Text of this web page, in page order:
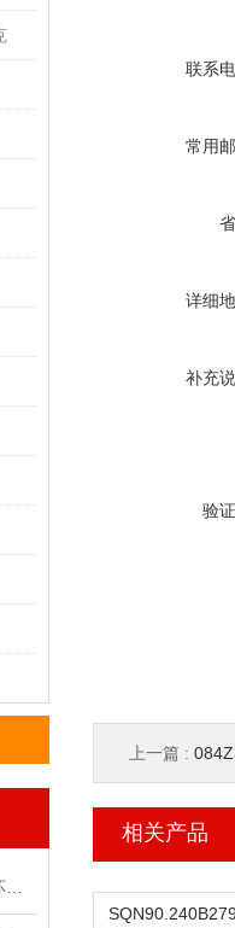
联系
常用
详细
补充
验
上一篇 :
相关产品